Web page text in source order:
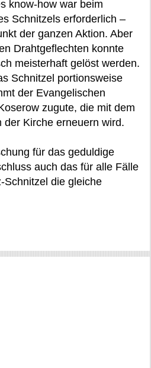
know-how war beim
Schnitzels erforderlich –
der ganzen Aktion. Aber
Drahtgeflechten konnte
meisterhaft gelöst werden.
Schnitzel portionsweise
der Evangelischen
zugute, die mit dem
der Kirche erneuern wird.
für das geduldige
auch das für alle Fälle
Schnitzel die gleiche